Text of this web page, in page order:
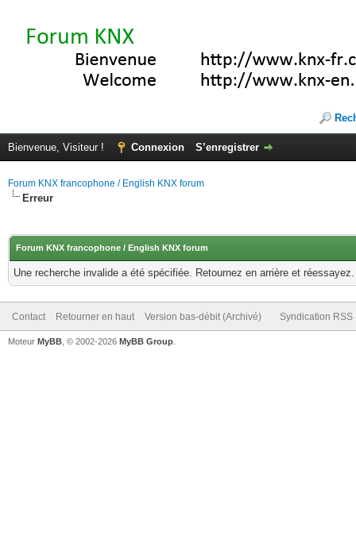
Bienvenue, Visiteur ! Connexion S’enregistrer
Forum KNX francophone / English KNX forum
Erreur
Forum KNX francophone / English KNX forum
Une recherche invalide a été spécifiée. Retournez en arrière et réessayez.
Contact Retourner en haut Version bas-débit (Archivé) Syndication RSS
Moteur MyBB , © 2002-2026 MyBB Group